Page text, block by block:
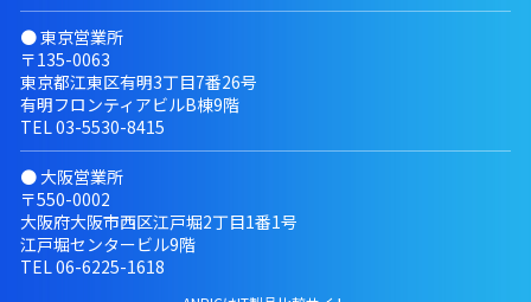
● 東京営業所
〒135-0063
東京都江東区有明3丁目7番26号
有明フロンティアビルB棟9階
TEL 03-5530-8415
● 大阪営業所
〒550-0002
大阪府大阪市西区江戸堀2丁目1番1号
江戸堀センタービル9階
TEL 06-6225-1618